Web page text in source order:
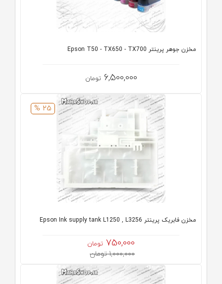
مخزن جوهر پرینتر Epson T50 - TX650 - TX700
6,500,000 تومان
25 %
مخزن فابریک پرینتر Epson Ink supply tank L1250 , L3256
750,000 تومان
1,000,000 تومان